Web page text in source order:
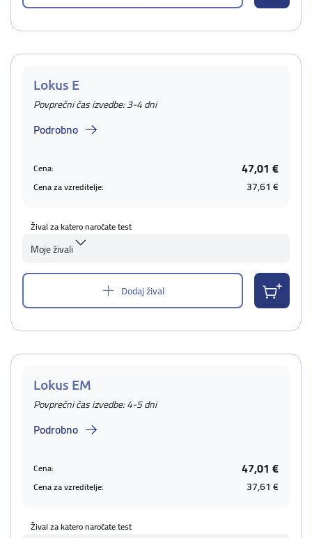
Lokus E
Povprečni čas izvedbe: 3-4 dni
Podrobno
Cena: 47,01 €
Cena za vzreditelje: 37,61 €
Žival za katero naročate test
Moje živali
Dodaj žival
Lokus EM
Povprečni čas izvedbe: 4-5 dni
Podrobno
Cena: 47,01 €
Cena za vzreditelje: 37,61 €
Žival za katero naročate test